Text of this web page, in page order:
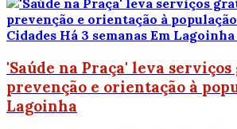
Cidades Há 3 semanas Em Lagoinha
'Saúde na Praça' leva
prevenção e orientação à
Lagoinha